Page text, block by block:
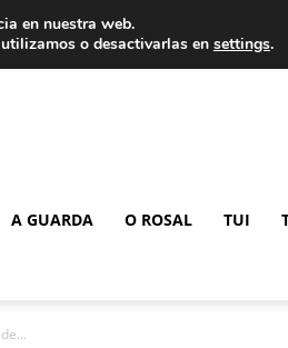
A GUARDA O ROSAL TUI
en nuestra web.
o desactivarlas en settings.